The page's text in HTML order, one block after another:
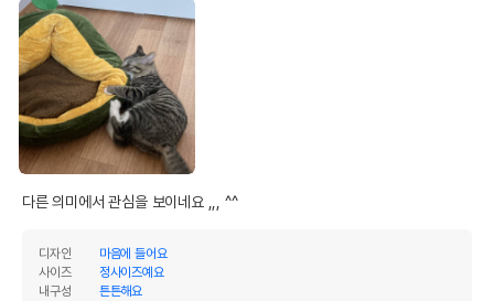
다른 의미에서 관심을 보이네요 ,,, ^^
디자인
마음에 들어요
사이즈
정사이즈예요
내구성
튼튼해요